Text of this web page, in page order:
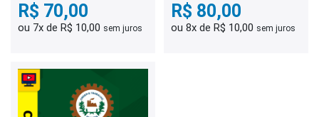
R$ 70,00
ou 7x de R$ 10,00 sem juros
R$ 80,00
ou 8x de R$ 10,00 sem juros